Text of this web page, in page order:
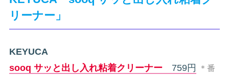
リーナー」
KEYUCA
sooq サッと出し入れ粘着クリーナー 759円
＊番